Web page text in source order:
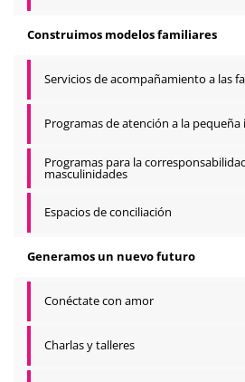
Construimos modelos familiares
Servicios de acompañamiento a las
Programas de atención a la pequeña
Programas para la
masculinidades
Espacios de conciliación
Generamos un nuevo futuro
Conéctate con amor
Charlas y talleres